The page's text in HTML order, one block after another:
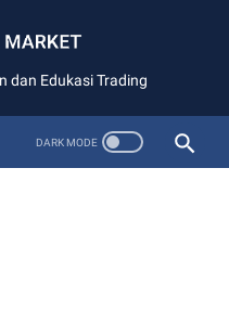
dan Edukasi Trading